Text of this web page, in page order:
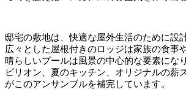
邸宅の敷地は、快適な屋外生活のために設
広々とした屋根付きのロッジは家族の食事
晴らしいプールは風景の中心的な要素にな
ビリオン、夏のキッチン、オリジナルの薪
がこのアンサンブルを補完しています。